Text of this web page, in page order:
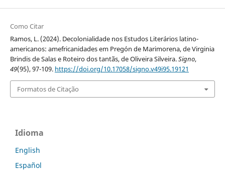
Como Citar
Ramos, L. (2024). Decolonialidade nos Estudos Literários latino-
americanos: amefricanidades em Pregón de Marimorena, de Virginia
Brindis de Salas e Roteiro dos tantãs, de Oliveira Silveira.Signo,
49(95), 97-109. https://doi.org/10.17058/signo.v49i95.19121
Formatos de Citação
Idioma
English
Español